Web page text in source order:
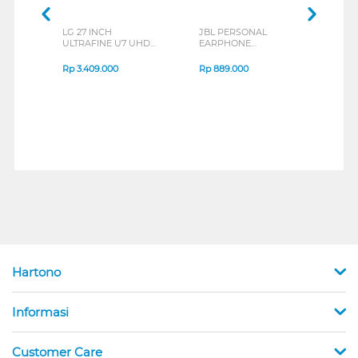
LG 27 INCH
ULTRAFINE U7 UHD
B_G3
Rp3.409.000
JBL PERSONAL
EARPHONE
SERIES
Rp889.000
Hartono
Informasi
Customer Care